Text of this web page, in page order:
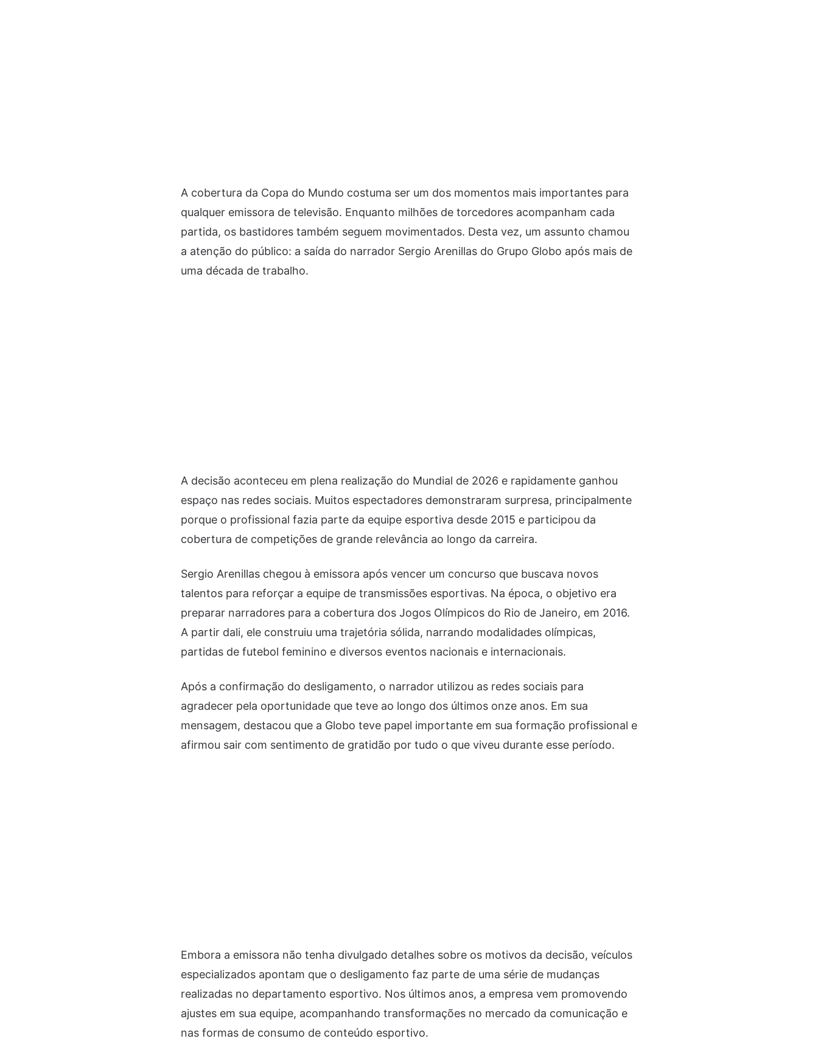
A cobertura da Copa do Mundo costuma ser um dos momentos mais importantes para
qualquer emissora de televisão. Enquanto milhões de torcedores acompanham cada
partida, os bastidores também seguem movimentados. Desta vez, um assunto chamou
a atenção do público: a saída do narrador Sergio Arenillas do Grupo Globo após mais de
uma década de trabalho.
A decisão aconteceu em plena realização do Mundial de 2026 e rapidamente ganhou
espaço nas redes sociais. Muitos espectadores demonstraram surpresa, principalmente
porque o profissional fazia parte da equipe esportiva desde 2015 e participou da
cobertura de competições de grande relevância ao longo da carreira.
Sergio Arenillas chegou à emissora após vencer um concurso que buscava novos
talentos para reforçar a equipe de transmissões esportivas. Na época, o objetivo era
preparar narradores para a cobertura dos Jogos Olímpicos do Rio de Janeiro, em 2016.
A partir dali, ele construiu uma trajetória sólida, narrando modalidades olímpicas,
partidas de futebol feminino e diversos eventos nacionais e internacionais.
Após a confirmação do desligamento, o narrador utilizou as redes sociais para
agradecer pela oportunidade que teve ao longo dos últimos onze anos. Em sua
mensagem, destacou que a Globo teve papel importante em sua formação profissional e
afirmou sair com sentimento de gratidão por tudo o que viveu durante esse período.
Embora a emissora não tenha divulgado detalhes sobre os motivos da decisão, veículos
especializados apontam que o desligamento faz parte de uma série de mudanças
realizadas no departamento esportivo. Nos últimos anos, a empresa vem promovendo
ajustes em sua equipe, acompanhando transformações no mercado da comunicação e
nas formas de consumo de conteúdo esportivo.